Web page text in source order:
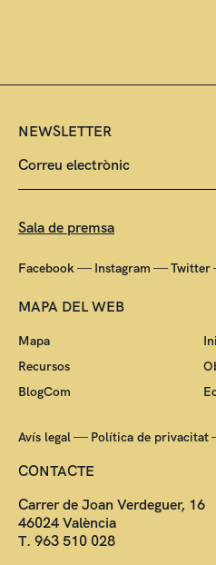
NEWSLETTER
Sala de premsa
Facebook—Instagram —Twitter
MAPA DEL WEB
Mapa
Recursos
BlogCom
Avís legal—Política de privacitat
CONTACTE
Carrer de Joan Verdeguer, 16
46024 València
T. 963 510 028